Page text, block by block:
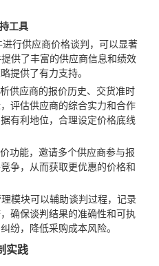
工具
进行供应商价格谈判，可以显著
供了丰富的供应商信息和绩效
提供了有力支持。
供应商的报价历史、交货准时
评估供应商的综合实力和合作
有利地位，合理设定价格底线
功能，邀请多个供应商参与报
争，从而获取更优惠的价格和
模块可以辅助谈判过程，记录
确保谈判结果的准确性和可执
纷，降低采购成本风险。
实践